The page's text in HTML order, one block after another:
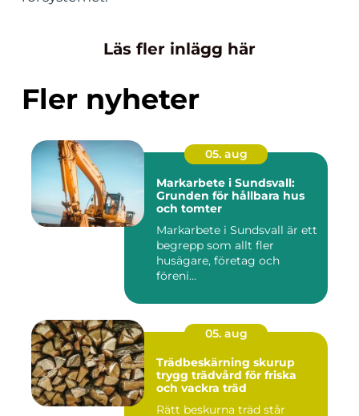
Läs fler inlägg här
Fler nyheter
05. aug
Markarbete i Sundsvall:
Grunden för hållbara hus
och tomter
Markarbete i Sundsvall är ett
begrepp som allt fler
husägare, företag och
föreni...
05. aug
Trädbeskärning skurup
trygg trädvård för friska
och vackra träd
Rätt beskurna träd står